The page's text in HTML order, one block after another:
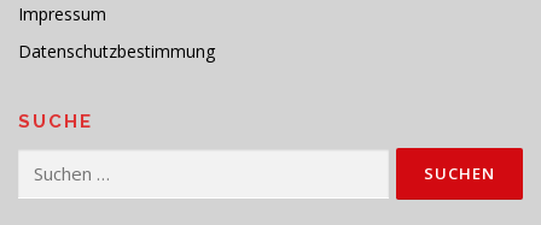
Impressum
Datenschutzbestimmung
SUCHE
Suchen